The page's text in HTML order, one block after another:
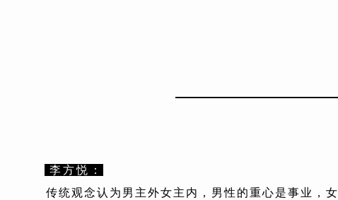
李方悦：
传统观念认为男主外女主内，男性的重心是事业，